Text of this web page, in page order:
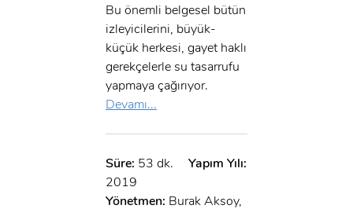
Bu önemli belgesel bütün
izleyicilerini, büyük-
küçük herkesi, gayet haklı
gerekçelerle su tasarrufu
yapmaya çağırıyor.
Devamı...
Süre: 53 dk.
Yapım Yılı:
2019
Yönetmen: Burak Aksoy,